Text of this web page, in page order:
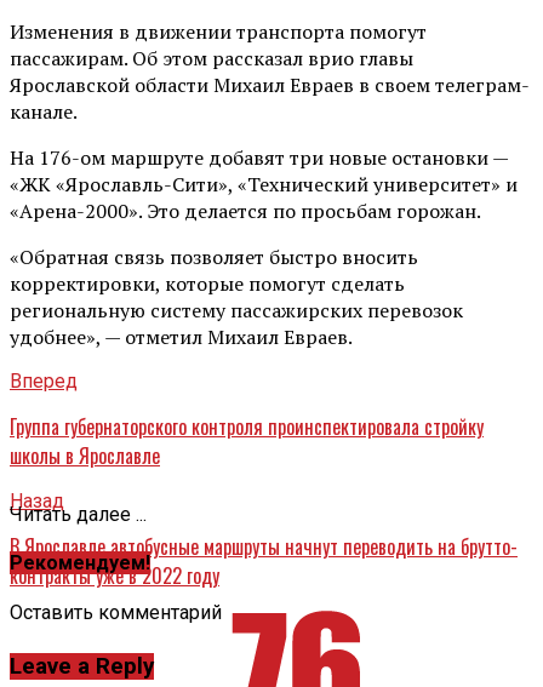
Изменения в движении транспорта помогут
пассажирам. Об этом рассказал врио главы
Ярославской области Михаил Евраев в своем телеграм-
канале.
На 176-ом маршруте добавят три новые остановки —
«ЖК «Ярославль-Сити», «Технический университет» и
«Арена-2000». Это делается по просьбам горожан.
«Обратная связь позволяет быстро вносить
корректировки, которые помогут сделать
региональную систему пассажирских перевозок
удобнее», — отметил Михаил Евраев.
Вперед
Группа губернаторского контроля проинспектировала стройку
школы в Ярославле
Назад
В Ярославле автобусные маршруты начнут переводить на брутто-
контракты уже в 2022 году
Читать далее ...
Рекомендуем!
Оставить комментарий
Leave a Reply